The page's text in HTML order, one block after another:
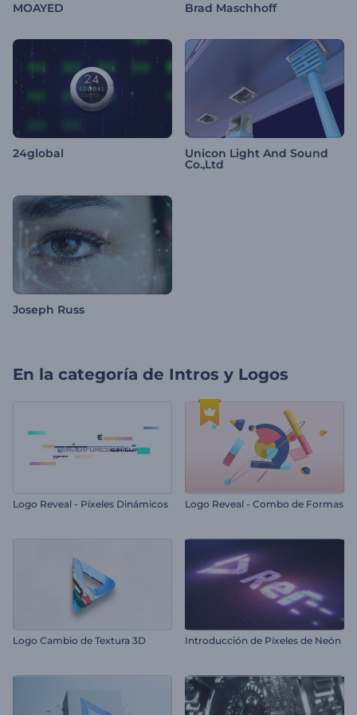
MOAYED Brad Maschhoff
24global Unicon Light And Sound
Co.,Ltd
Joseph Russ
En la categoría de Intros y Logos
Logo Reveal - Píxeles Dinámicos Logo Reveal - Combo de Formas
Logo Cambio de Textura 3D Introducción de Píxeles de Neón